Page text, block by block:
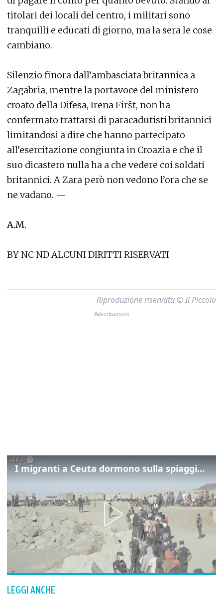
titolari dei locali del centro, i militari sono
tranquilli e educati di giorno, ma la sera le cose
cambiano.
Silenzio finora dall’ambasciata britannica a
Zagabria, mentre la portavoce del ministero
croato della Difesa, Irena Firšt, non ha
confermato trattarsi di paracadutisti britannici
limitandosi a dire che hanno partecipato
all’esercitazione congiunta in Croazia e che il
suo dicastero nulla ha a che vedere coi soldati
britannici. A Zara però non vedono l’ora che se
ne vadano. —
A.M.
BY NC ND ALCUNI DIRITTI RISERVATI
Riproduzione riservata © Il Piccolo
I migranti a Ceuta dormono sulla spiaggia: "Vogliamo entrare in Europa"
LEGGI ANCHE